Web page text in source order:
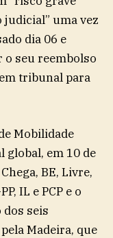
uma vez
dia 06 e
o seu reembolso
tribunal para
Mobilidade
global, em 10 de
BE, Livre,
IL e PCP e o
dos seis
Madeira, que